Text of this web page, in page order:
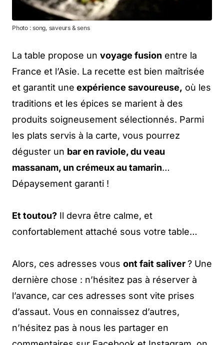
Photo : song, saveurs & sens
La table propose un voyage fusion entre la
France et l’Asie. La recette est bien maîtrisée
et garantit une expérience savoureuse, où les
traditions et les épices se marient à des
produits soigneusement sélectionnés. Parmi
les plats servis à la carte, vous pourrez
déguster un bar en raviole, du veau
massanam, un crémeux au tamarin…
Dépaysement garanti !
Et toutou? Il devra être calme, et
confortablement attaché sous votre table…
Alors, ces adresses vous ont fait saliver? Une
dernière chose : n’hésitez pas à réserver à
l’avance, car ces adresses sont vite prises
d’assaut. Vous en connaissez d’autres,
n’hésitez pas à nous les partager en